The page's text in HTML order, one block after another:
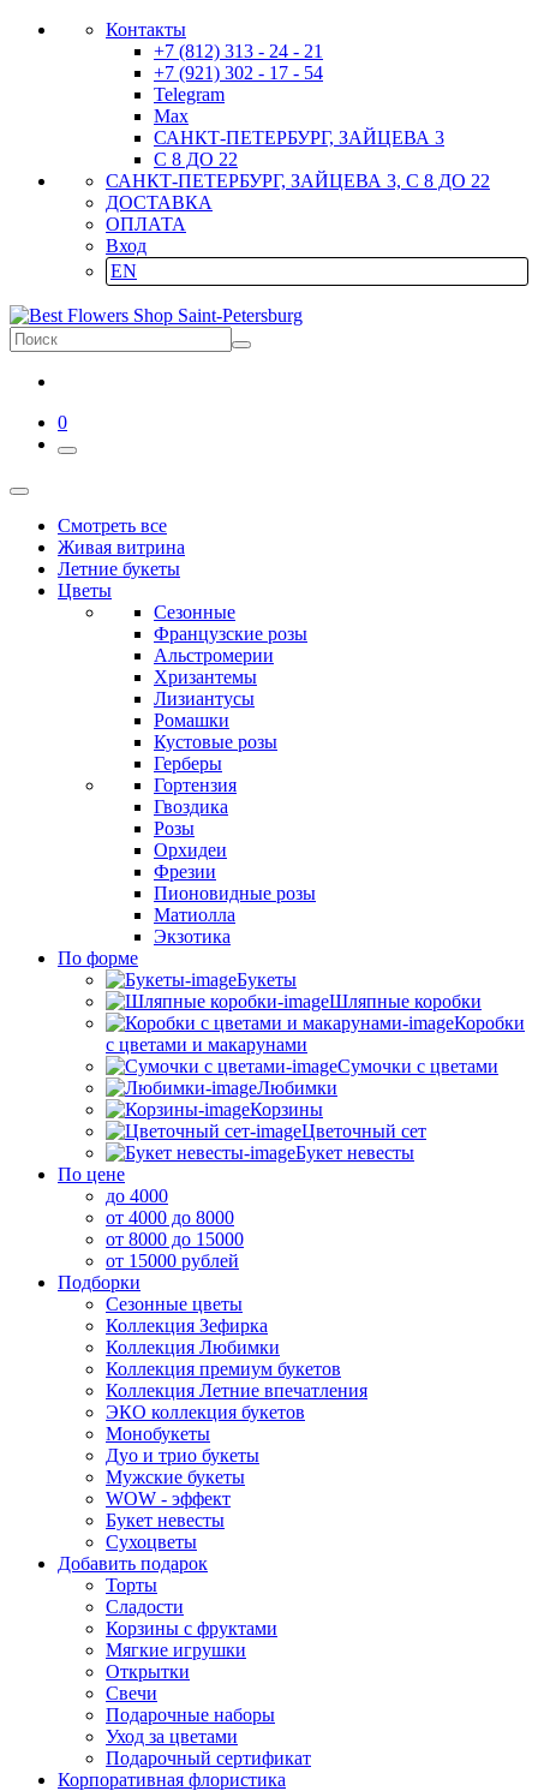
Контакты
+7 (812) 313 - 24 - 21
+7 (921) 302 - 17 - 54
Telegram
Max
САНКТ-ПЕТЕРБУРГ, ЗАЙЦЕВА 3
С 8 ДО 22
САНКТ-ПЕТЕРБУРГ, ЗАЙЦЕВА 3, С 8 ДО 22
ДОСТАВКА
ОПЛАТА
Вход
EN
0
Смотреть все
Живая витрина
Летние букеты
Цветы
Сезонные
Французские розы
Альстромерии
Хризантемы
Лизиантусы
Ромашки
Кустовые розы
Герберы
Гортензия
Гвоздика
Розы
Орхидеи
Фрезии
Пионовидные розы
Матиолла
Экзотика
По форме
Букеты
Шляпные коробки
Коробки
с цветами и макарунами
Сумочки с цветами
Любимки
Корзины
Цветочный сет
Букет невесты
По цене
до 4000
от 4000 до 8000
от 8000 до 15000
от 15000 рублей
Подборки
Сезонные цветы
Коллекция Зефирка
Коллекция Любимки
Коллекция премиум букетов
Коллекция Летние впечатления
ЭКО коллекция букетов
Монобукеты
Дуо и трио букеты
Мужские букеты
WOW - эффект
Букет невесты
Сухоцветы
Добавить подарок
Торты
Сладости
Корзины с фруктами
Мягкие игрушки
Открытки
Свечи
Подарочные наборы
Уход за цветами
Подарочный сертификат
Корпоративная флористика